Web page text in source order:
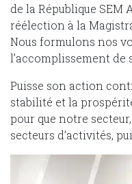
de la République SEM
réélection à la
Nous formulons nos
l’accomplissement de
Puisse son action
stabilité et la
pour que notre
secteurs d’activités,